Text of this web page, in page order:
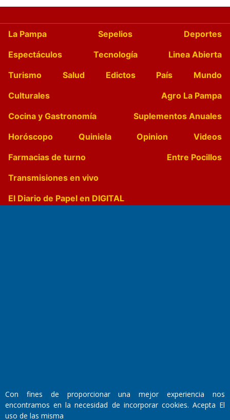
La Pampa Sepelios
Deportes
Espectáculos
Tecnología
Linea Abierta
Turismo
Salud Edictos País
Mundo
Culturales
Agro La Pampa
Cocina y Gastronomía
Suplementos Anuales
Horóscopo
Quiniela Opinion
Videos
Farmacias de turno
Entre Pocillos
Transmisiones en vivo
El Diario de Papel en DIGITAL
Director Periodístico:
Walter René Goñi
Con fines de proporcionar una mejor experiencia nos
encontramos en la necesidad de incorporar cookies. Acepta El
uso de las misma